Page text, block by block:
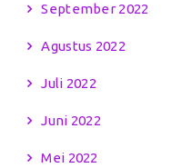
September 2022
Agustus 2022
Juli 2022
Juni 2022
Mei 2022